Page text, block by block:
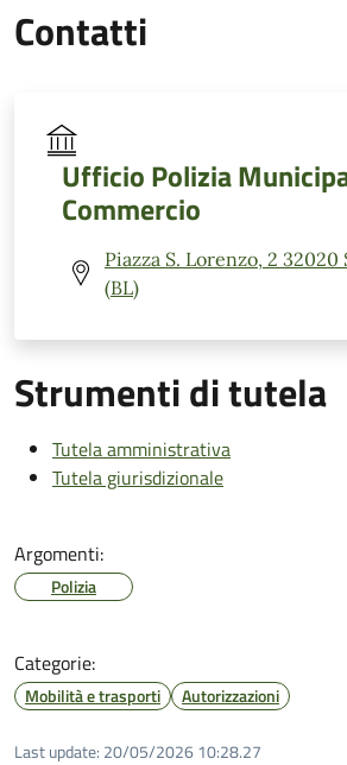
Contatti
Ufficio Polizia
Commercio
Piazza S. Lorenzo, 2 32020
(BL)
Strumenti di tutela
Tutela amministrativa
Tutela giurisdizionale
Argomenti:
Polizia
Categorie:
Mobilità e trasporti Autorizzazioni
Last update: 20/05/2026 10:28.27